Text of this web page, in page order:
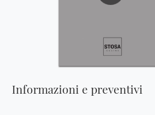
Informazioni e preventivi